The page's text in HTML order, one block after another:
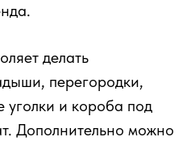
делать
перегородки,
и короба под
Дополнительно можно